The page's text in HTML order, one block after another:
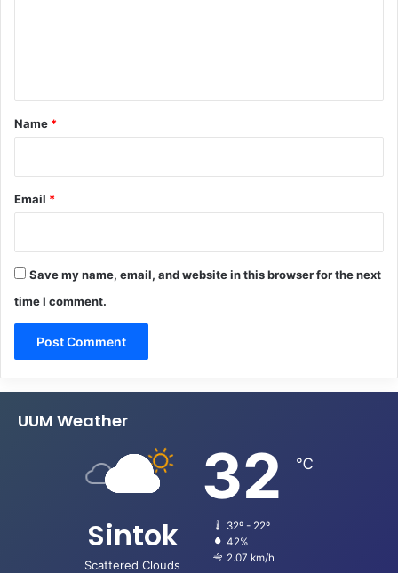
*
Name *
Email *
Save my name, email, and website in this browser for the next
time I comment.
UUM Weather
Sintok
Scattered Clouds
32 ℃
32º - 22º
42%
2.07 km/h